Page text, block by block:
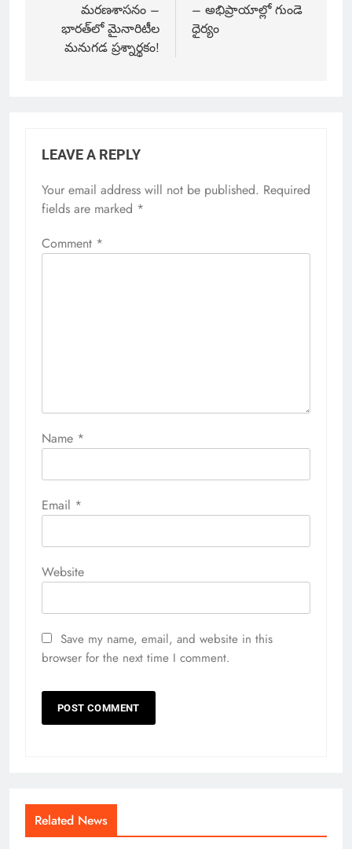
మరణశాసనం –
భారత్‌లో మైనారిటీల
మనుగడ ప్రశ్నార్థకం!
– అభిప్రాయాల్లో గుండె
ధైర్యం
LEAVE A REPLY
Your email address will not be published. Required
fields are marked *
Comment *
Name *
Email *
Website
Save my name, email, and website in this
browser for the next time I comment.
Related News